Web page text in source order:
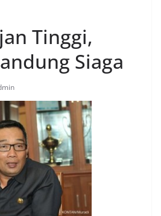
Tinggi,
Siaga